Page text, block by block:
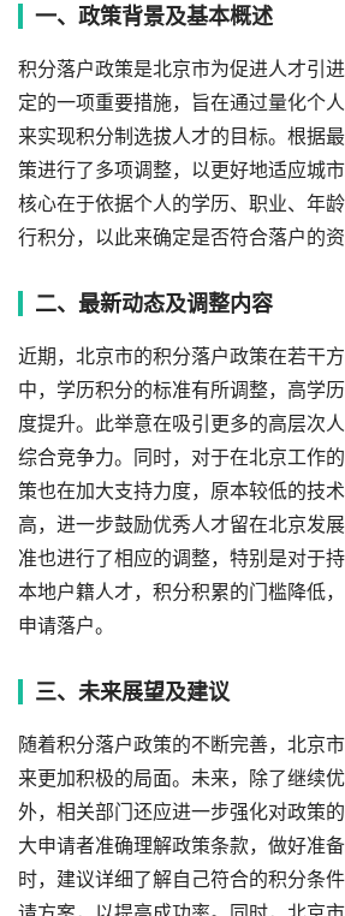
一、政策背景及基本概述
积分落户政策是北京市为促进人才引
定的一项重要措施，旨在通过量化个
来实现积分制选拔人才的目标。根据
策进行了多项调整，以更好地适应城
核心在于依据个人的学历、职业、年
行积分，以此来确定是否符合落户的资
二、最新动态及调整内容
近期，北京市的积分落户政策在若干
中，学历积分的标准有所调整，高学
度提升。此举意在吸引更多的高层次
综合竞争力。同时，对于在北京工作
策也在加大支持力度，原本较低的技
高，进一步鼓励优秀人才留在北京发
准也进行了相应的调整，特别是对于
本地户籍人才，积分积累的门槛降低
申请落户。
三、未来展望及建议
随着积分落户政策的不断完善，北京
来更加积极的局面。未来，除了继续
外，相关部门还应进一步强化对政策
大申请者准确理解政策条款，做好准
时，建议详细了解自己符合的积分条